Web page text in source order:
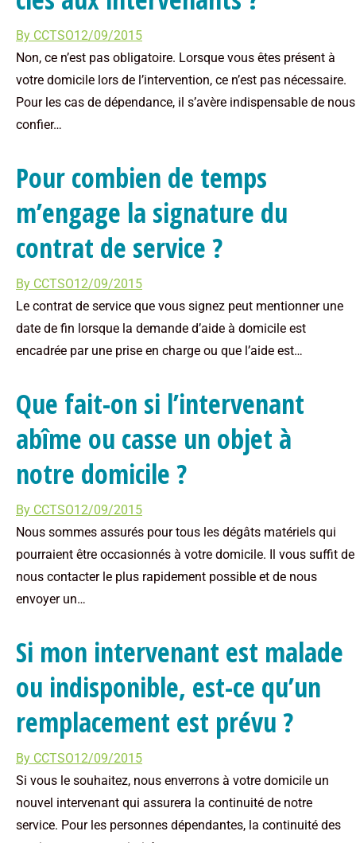
By CCTSO12/09/2015
Non, ce n’est pas obligatoire. Lorsque vous êtes présent à
votre domicile lors de l’intervention, ce n’est pas nécessaire.
Pour les cas de dépendance, il s’avère indispensable de nous
confier…
Pour combien de temps
m’engage la signature du
contrat de service ?
By CCTSO12/09/2015
Le contrat de service que vous signez peut mentionner une
date de fin lorsque la demande d’aide à domicile est
encadrée par une prise en charge ou que l’aide est…
Que fait-on si l’intervenant
abîme ou casse un objet à
notre domicile ?
By CCTSO12/09/2015
Nous sommes assurés pour tous les dégâts matériels qui
pourraient être occasionnés à votre domicile. Il vous suffit de
nous contacter le plus rapidement possible et de nous
envoyer un…
Si mon intervenant est malade
ou indisponible, est-ce qu’un
remplacement est prévu ?
By CCTSO12/09/2015
Si vous le souhaitez, nous enverrons à votre domicile un
nouvel intervenant qui assurera la continuité de notre
service. Pour les personnes dépendantes, la continuité des